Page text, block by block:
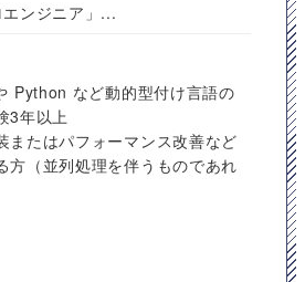
ンジニア」...
Python など動的型付け言語の
3年以上
またはパフォーマンス改善など
方（並列処理を伴うものであれ